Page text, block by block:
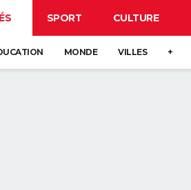
SPORT CULTURE
MONDE VILLES +